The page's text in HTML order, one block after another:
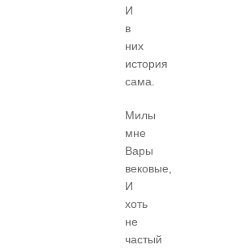
И
в
них
история
сама.
Милы
мне
Вары
вековые,
И
хоть
не
частый